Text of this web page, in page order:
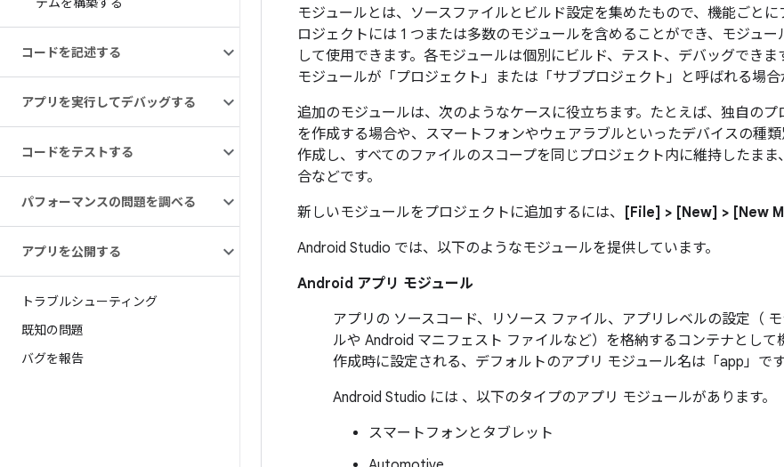
コードを記述する
アプリを実行してデバッグする
コードをテストする
パフォーマンスの問題を調べる
アプリを公開する
トラブルシューティング
既知の問題
バグを報告
モジュール とは、ソースファイルとビルド設定を集めたもので、機能ごと
ロジェクトには 1 つまたは多数のモジュールを含めることができ、モジュ
して使用できます。各モジュールは個別にビルド、テスト、デバッグできま
モジュールが「プロジェクト」または「サブプロジェクト」と呼ばれる場合
追加のモジュールは、次のようなケースに役立ちます。たとえば、独自の
を作成する場合や、スマートフォンやウェアラブルといったデバイスの種
作成し、すべてのファイルのスコープを同じプロジェクト内に維持したま
合などです。
新しいモジュールをプロジェクトに追加するには、
[File] > [New] > [New
Android Studio では、以下のようなモジュールを提供しています。
Android アプリ モジュール
アプリの ソースコード、リソース ファイル、アプリレベルの設定（
ルや Android マニフェスト ファイルなど）を格納するコンテナとして
作成時に設定される、デフォルトのアプリ モジュール名は「app」です
Android Studio には 、以下のタイプのアプリ モジュールがあります。
スマートフォンとタブレット